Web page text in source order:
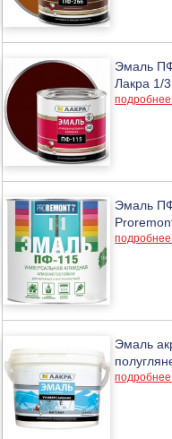
Эмаль
Лакра 1/3
Эмаль
Эмаль